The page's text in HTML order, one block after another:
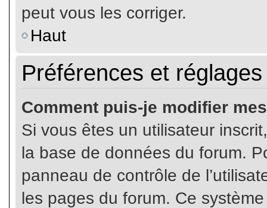
peut vous les corriger.
Haut
Préférences et
Comment puis-je modifier
Si vous êtes un utilisateur
la base de données du forum.
panneau de contrôle de
les pages du forum. Ce